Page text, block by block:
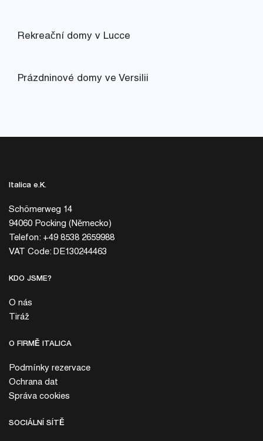
Rekreační domy v Lucce
Prázdninové domy ve Versilii
Italica e.K.
Schömerweg 14
94060 Pocking (Německo)
Telefon: +49 8538 2659988
VAT Code: DE130244463
KDO JSME?
O nás
Tiráž
O FIRMĚ ITALICA
Podmínky rezervace
Ochrana dat
Správa cookies
SOCIÁLNÍ SÍTĚ